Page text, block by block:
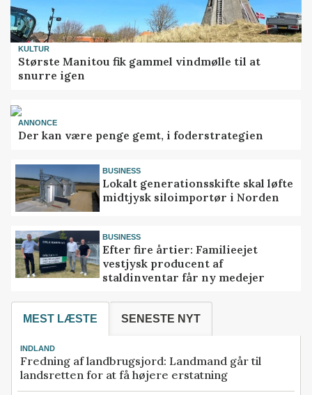
KULTUR
Største Manitou fik gammel vindmølle til at
snurre igen
ANNONCE
Der kan være penge gemt, i foderstrategien
BUSINESS
Lokalt generationsskifte skal løfte
midtjysk siloimportør i Norden
BUSINESS
Efter fire årtier: Familieejet
vestjysk producent af
staldinventar får ny medejer
MEST LÆSTE SENESTE NYT
INDLAND
Fredning af landbrugsjord: Landmand går til
landsretten for at få højere erstatning